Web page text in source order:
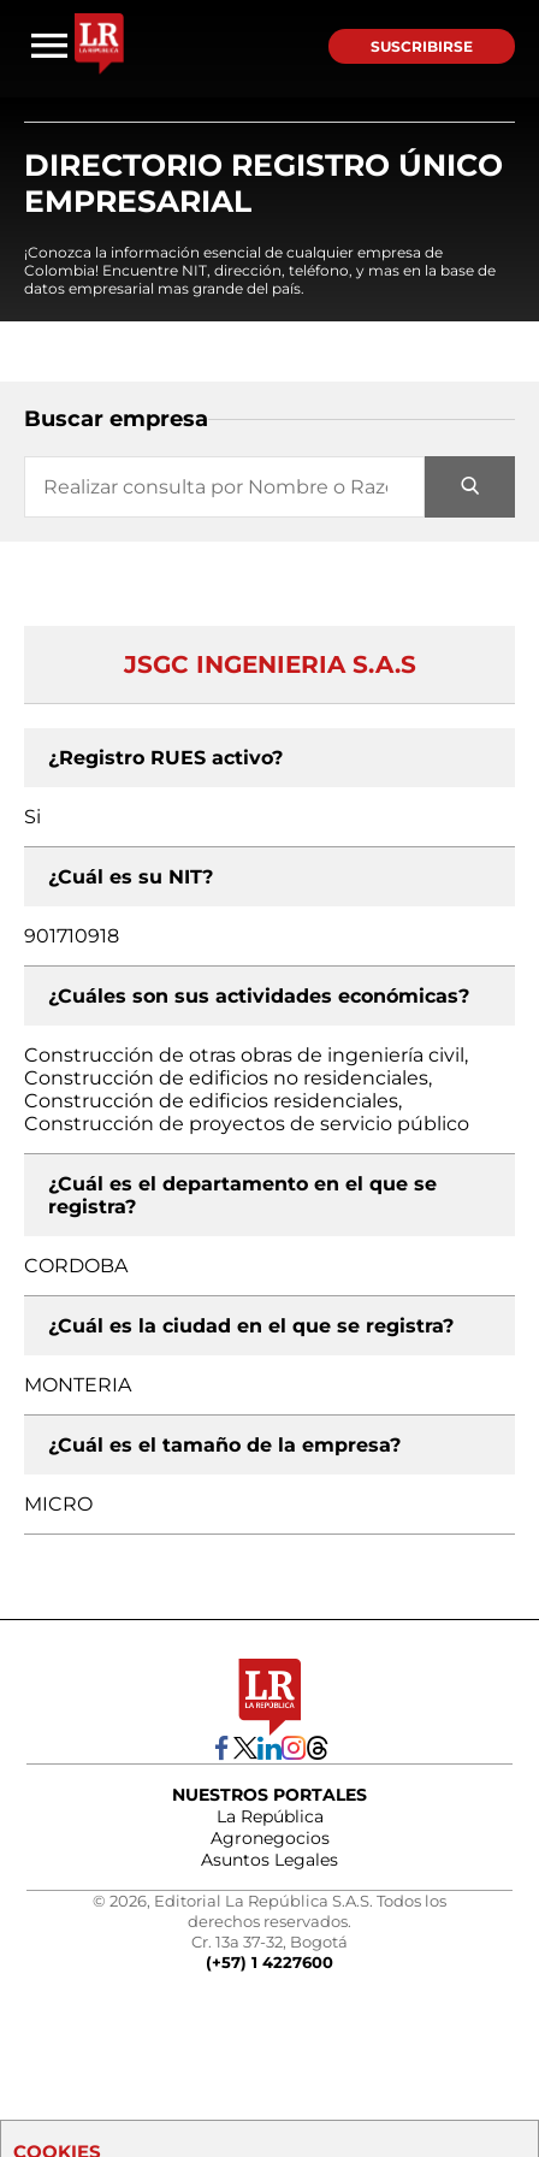
SUSCRIBIRSE
DIRECTORIO REGISTRO ÚNICO
EMPRESARIAL
¡Conozca la información esencial de cualquier empresa de
Colombia! Encuentre NIT, dirección, teléfono, y mas en la base de
datos empresarial mas grande del país.
Buscar empresa
JSGC INGENIERIA S.A.S
¿Registro RUES activo?
Si
¿Cuál es su NIT?
901710918
¿Cuáles son sus actividades económicas?
Construcción de otras obras de ingeniería civil,
Construcción de edificios no residenciales,
Construcción de edificios residenciales,
Construcción de proyectos de servicio público
¿Cuál es el departamento en el que se
registra?
CORDOBA
¿Cuál es la ciudad en el que se registra?
MONTERIA
¿Cuál es el tamaño de la empresa?
MICRO
NUESTROS PORTALES
La República
Agronegocios
Asuntos Legales
© 2026, Editorial La República S.A.S. Todos los
derechos reservados.
Cr. 13a 37-32, Bogotá
(+57) 1 4227600
COOKIES